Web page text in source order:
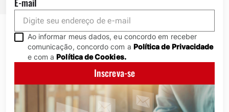
Ao informar meus dados, eu concordo em receber
comunicação, concordo com a Política de Privacidade
e com aPolítica de Cookies.